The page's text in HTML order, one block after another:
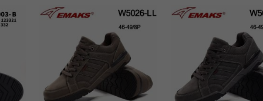
wycofanie zgody nie
oraz usunięcia
zautomatyzowanemu
Twoich